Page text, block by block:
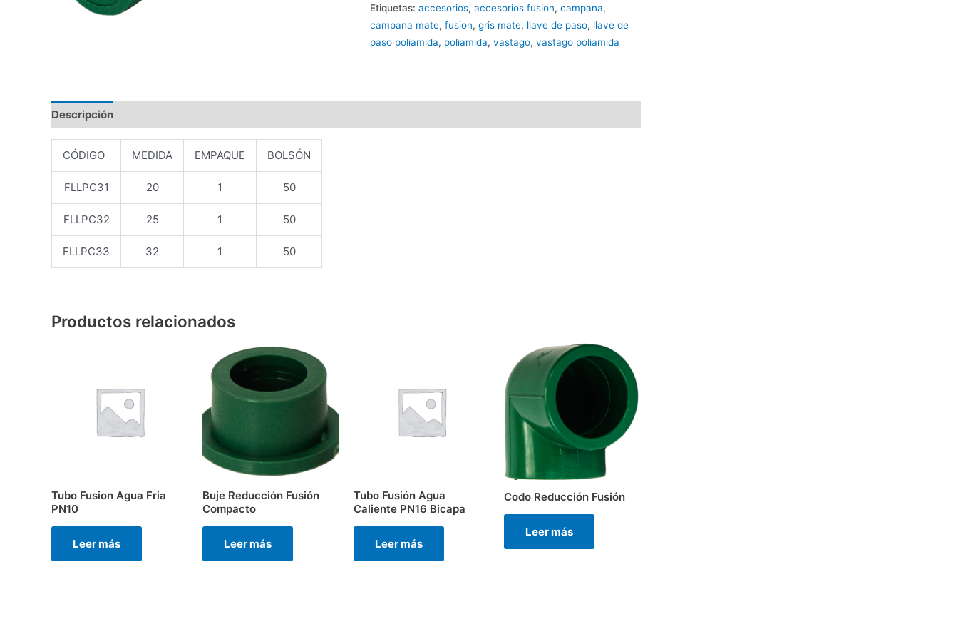
Etiquetas: accesorios, accesorios fusion, campana,
campana mate, fusion, gris mate, llave de paso, llave de
paso poliamida, poliamida, vastago, vastago poliamida
Descripción
CÓDIGO MEDIDA EMPAQUE BOLSÓN
FLLPC31 20 1 50
FLLPC32 25 1 50
FLLPC33 32 1 50
Productos relacionados
Tubo Fusion Agua Fria
PN10
Leer más
Buje Reducción Fusión
Compacto
Leer más
Tubo Fusión Agua
Caliente PN16 Bicapa
Leer más
Codo Reducción Fusión
Leer más